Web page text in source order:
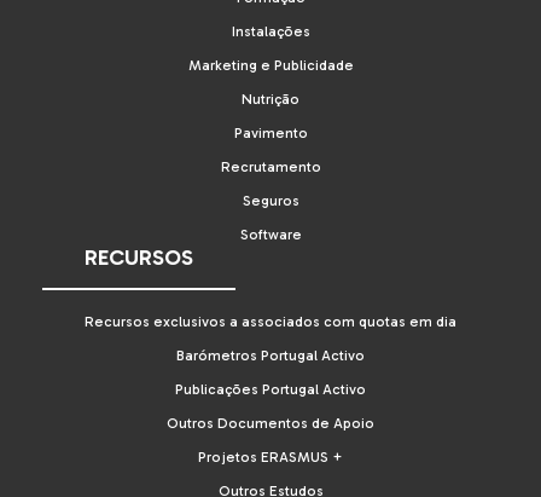
Instalações
Marketing e Publicidade
Nutrição
Pavimento
Recrutamento
Seguros
Software
RECURSOS
Recursos exclusivos a associados com quotas em dia
Barómetros Portugal Activo
Publicações Portugal Activo
Outros Documentos de Apoio
Projetos ERASMUS +
Outros Estudos